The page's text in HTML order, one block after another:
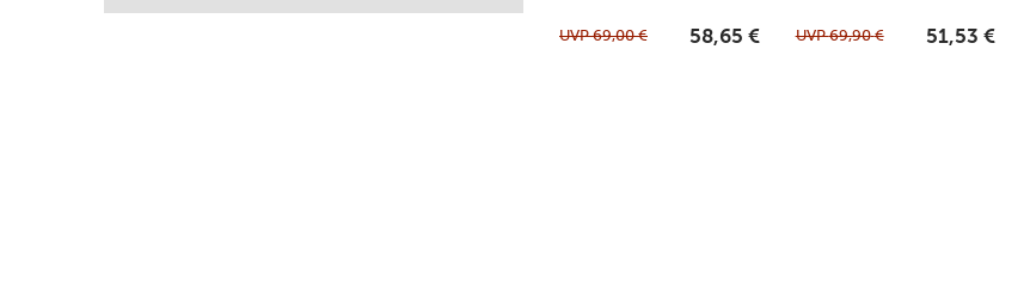
UVP69,00 € 58,65 € UVP69,90 € 51,53 €